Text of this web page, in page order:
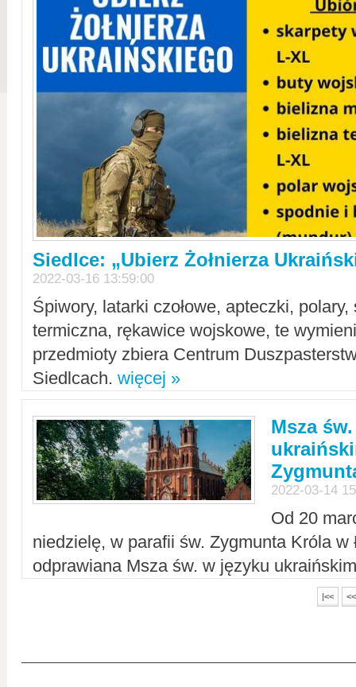
Siedlce: „Ubierz Żołnierza
2022-03-16 13:59:00
Śpiwory, latarki czołowe, apteczki,
termiczna, rękawice wojskowe, te
przedmioty zbiera Centrum
Siedlcach. więcej »
Msza
2022-03-14
Od 20
niedzielę, w parafii św. Zygmunta Króla w
odprawiana Msza św. w języku
|<< <<